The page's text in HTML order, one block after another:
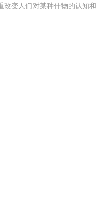
改变人们对某种什物的认知和